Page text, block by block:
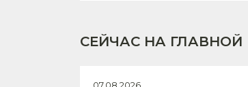
СЕЙЧАС НА ГЛАВНОЙ